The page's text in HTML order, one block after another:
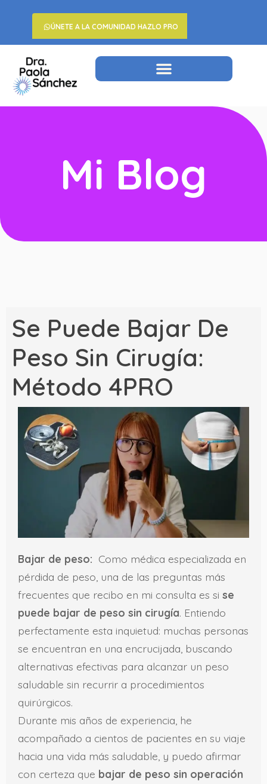
ÚNETE A LA COMUNIDAD HAZLO PRO
Mi Blog
Se Puede Bajar De
Peso Sin Cirugía:
Método 4PRO
Bajar de peso: Como médica especializada en
pérdida de peso, una de las preguntas más
frecuentes que recibo en mi consulta es si se
puede bajar de peso sin cirugía. Entiendo
perfectamente esta inquietud: muchas personas
se encuentran en una encrucijada, buscando
alternativas efectivas para alcanzar un peso
saludable sin recurrir a procedimientos
quirúrgicos.
Durante mis años de experiencia, he
acompañado a cientos de pacientes en su viaje
hacia una vida más saludable, y puedo afirmar
con certeza que bajar de peso sin operación